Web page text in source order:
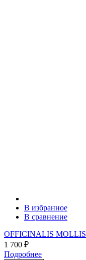
В избранное
В сравнение
OFFICINALIS MOLLIS
1 700 ₽
Подробнее